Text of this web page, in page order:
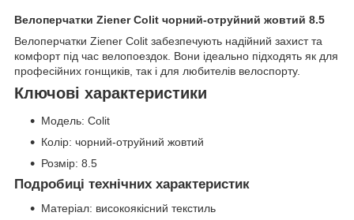
Велоперчатки Ziener Colit чорний-отруйний жовтий 8.5
Велоперчатки Ziener Colit забезпечують надійний захист та
комфорт під час велопоездок. Вони ідеально підходять як для
професійних гонщиків, так і для любителів велоспорту.
Ключові характеристики
Модель: Colit
Колір: чорний-отруйний жовтий
Розмір: 8.5
Подробиці технічних характеристик
Матеріал: високоякісний текстиль